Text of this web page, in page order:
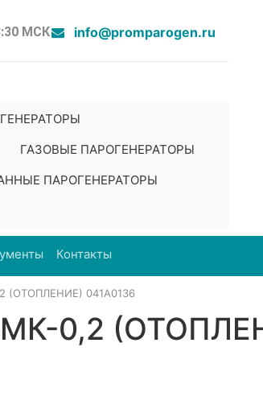
МСК info@promparogen.ru
ГАЗОВЫЕ ПАРОГЕНЕРАТОРЫ
ПАРОГЕНЕРАТОРЫ
Контакты
041A0136
0,2